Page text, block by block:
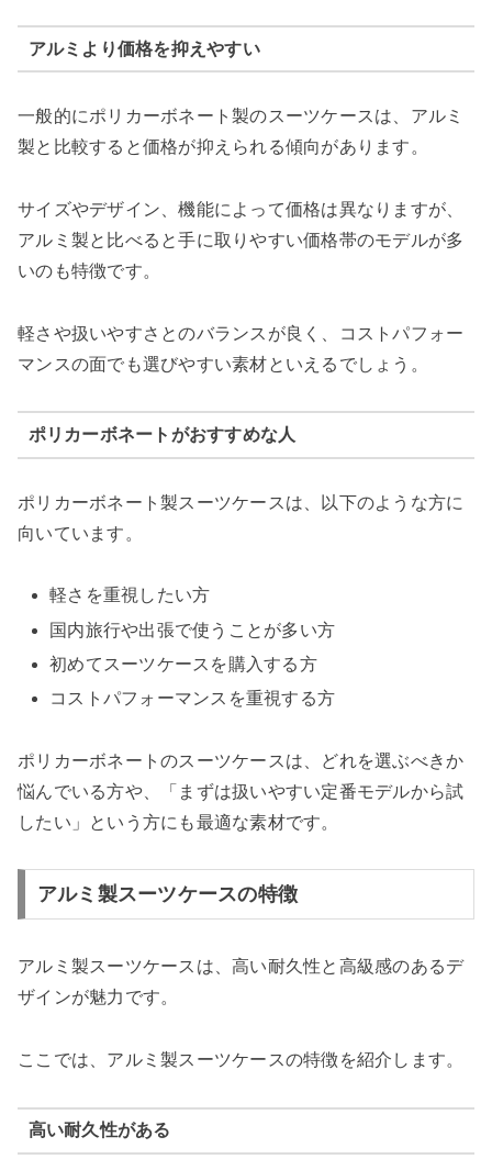
アルミより価格を抑えやすい
一般的にポリカーボネート製のスーツケースは、アルミ
製と比較すると価格が抑えられる傾向があります。
サイズやデザイン、機能によって価格は異なりますが、
アルミ製と比べると手に取りやすい価格帯のモデルが多
いのも特徴です。
軽さや扱いやすさとのバランスが良く、コストパフォー
マンスの面でも選びやすい素材といえるでしょう。
ポリカーボネートがおすすめな人
ポリカーボネート製スーツケースは、以下のような方に
向いています。
軽さを重視したい方
国内旅行や出張で使うことが多い方
初めてスーツケースを購入する方
コストパフォーマンスを重視する方
ポリカーボネートのスーツケースは、どれを選ぶべきか
悩んでいる方や、「まずは扱いやすい定番モデルから試
したい」という方にも最適な素材です。
アルミ製スーツケースの特徴
アルミ製スーツケースは、高い耐久性と高級感のあるデ
ザインが魅力です。
ここでは、アルミ製スーツケースの特徴を紹介します。
高い耐久性がある